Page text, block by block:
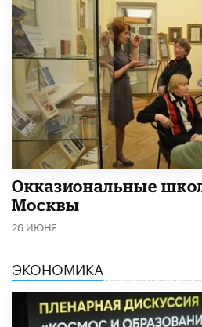
​Окказиональные
Москвы
26 ИЮНЯ
ЭКОНОМИКА